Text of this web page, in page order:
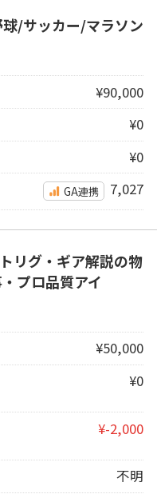
/サッカー/マラソン
¥90,000
¥0
¥0
GA連携 7,027
リグ・ギア解説の物
プロ品質アイ
¥50,000
¥0
¥-2,000
不明